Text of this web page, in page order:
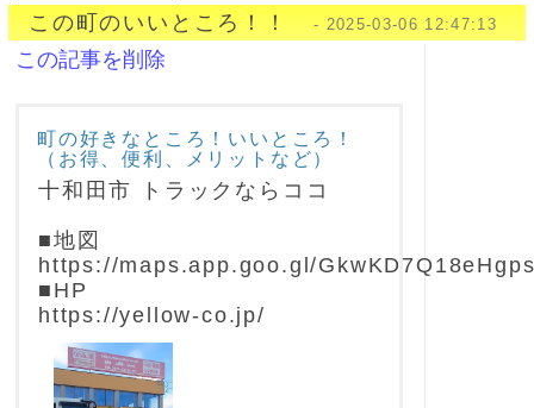
この町のいいところ！！ - 2025-03-06 12:47:13
この記事を削除
町の好きなところ！いいところ！
（お得、便利、メリットなど）
十和田市 トラックならココ
■地図
https://maps.app.goo.gl/
■HP
https://yellow-co.jp/